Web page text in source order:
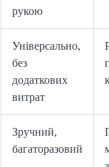
рукою
Універсально,
без
додаткових
витрат
Зручний,
багаторазовий